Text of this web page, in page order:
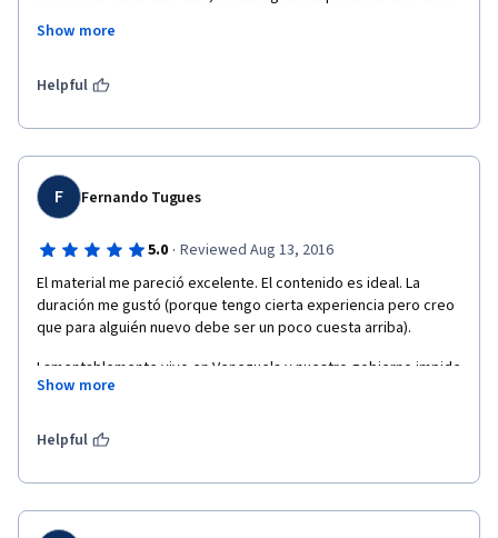
native Spanish speaker so the course served as a chance to
much (despite my B1 level in the language) means that the
explanations and the lessons are on point, even if it is very
technical and complex; otherwise, I wouldn't be able to get
much from it. Thank you and see you soon!
Show more
Helpful
F Fernando Tugues
5.0 · Reviewed Aug 13, 2016
El material me pareció excelente. El contenido es ideal. La
duración me gustó (porque tengo cierta experiencia pero creo
que para alguién nuevo debe ser un poco cuesta arriba).
Lamentablemente vivo en Venezuela y nuestro gobierno impide
que podamos pagar en moneda extranjera. De seguro, si
todas las actividades y obtener certificado.
Show more
Helpful